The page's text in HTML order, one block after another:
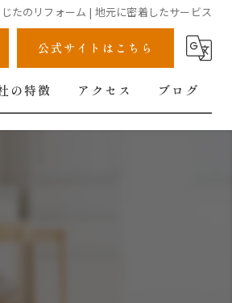
たのリフォーム | 地元に密着したサービス
公式サイトはこちら
の特徴 アクセス ブログ